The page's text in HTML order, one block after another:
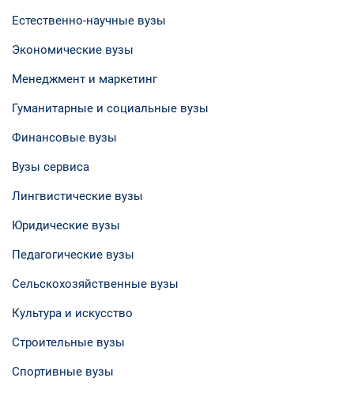
Естественно-научные вузы
Экономические вузы
Менеджмент и маркетинг
Гуманитарные и социальные вузы
Финансовые вузы
Вузы сервиса
Лингвистические вузы
Юридические вузы
Педагогические вузы
Сельскохозяйственные вузы
Культура и искусство
Строительные вузы
Спортивные вузы